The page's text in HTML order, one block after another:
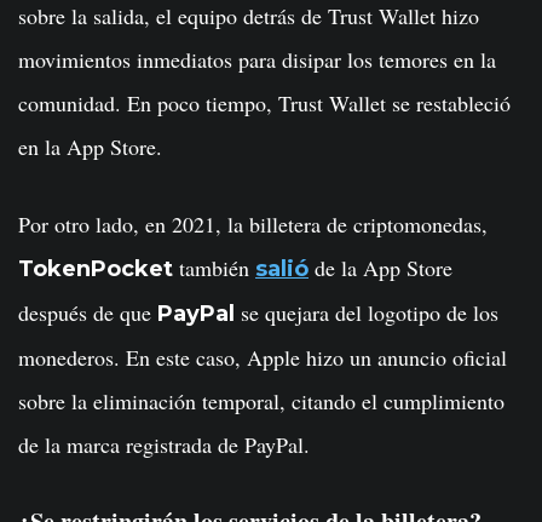
sobre la salida, el equipo detrás de Trust Wallet hizo
movimientos inmediatos para disipar los temores en la
comunidad. En poco tiempo, Trust Wallet se restableció
en la App Store.
Por otro lado, en 2021, la billetera de criptomonedas,
TokenPocket también salió de la App Store
después de que PayPal se quejara del logotipo de los
monederos. En este caso, Apple hizo un anuncio oficial
sobre la eliminación temporal, citando el cumplimiento
de la marca registrada de PayPal.